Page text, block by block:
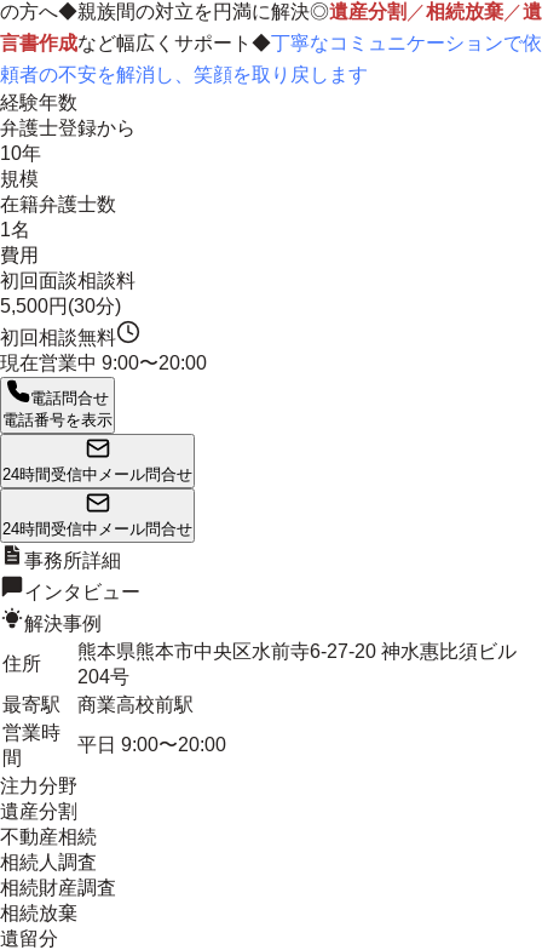
の方へ◆親族間の対立を円満に解決◎遺産分割 ／相続放棄 ／遺
言書作成など幅広くサポート◆丁寧なコミュニケーションで依
頼者の不安を解消し、笑顔を取り戻します
経験年数
弁護士登録から
10年
規模
在籍弁護士数
1名
費用
初回面談相談料
5,500円(30分)
初回相談無料
現在営業中 9:00〜20:00
電話問合せ
電話番号を表示
24時間受信中 メール問合せ
24時間受信中 メール問合せ
事務所詳細
インタビュー
解決事例
住所
熊本県熊本市中央区水前寺6-27-20 神水惠比須ビル
204号
最寄駅
商業高校前駅
営業時
間
平日 9:00〜20:00
注力分野
遺産分割
不動産相続
相続人調査
相続財産調査
相続放棄
遺留分